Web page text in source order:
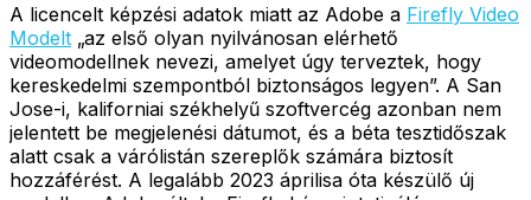
A licencelt képzési adatok miatt az Adobe a Firefly Video
Modelt „az első olyan nyilvánosan elérhető
videomodellnek nevezi, amelyet úgy terveztek, hogy
kereskedelmi szempontból biztonságos legyen”. A San
Jose-i, kaliforniai székhelyű szoftvercég azonban nem
jelentett be megjelenési dátumot, és a béta tesztidőszak
alatt csak a várólistán szereplők számára biztosít
hozzáférést. A legalább 2023 áprilisa óta készülő új